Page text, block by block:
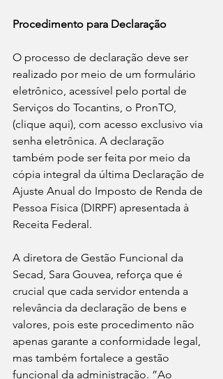
Procedimento para Declaração
O processo de declaração deve ser
realizado por meio de um formulário
eletrônico, acessível pelo portal de
Serviços do Tocantins, o PronTO,
(clique aqui), com acesso exclusivo via
senha eletrônica. A declaração
também pode ser feita por meio da
cópia integral da última Declaração de
Ajuste Anual do Imposto de Renda de
Pessoa Física (DIRPF) apresentada à
Receita Federal.
A diretora de Gestão Funcional da
Secad, Sara Gouvea, reforça que é
crucial que cada servidor entenda a
relevância da declaração de bens e
valores, pois este procedimento não
apenas garante a conformidade legal,
mas também fortalece a gestão
funcional da administração. ”Ao